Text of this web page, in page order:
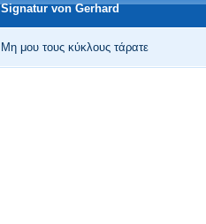
Signatur von Gerhard
Μη μου τους κύκλους τάρατε